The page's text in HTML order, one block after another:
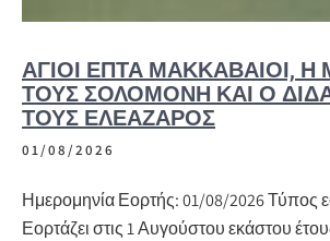
ΆΓΙΟΙ ΕΠΤΆ ΜΑΚΚΑΒΑΊΟΙ, Η
ΤΟΥΣ ΣΟΛΟΜΟΝΉ ΚΑΙ Ο
ΤΟΥΣ ΕΛΕΆΖΑΡΟΣ
01/08/2026
Ημερομηνία Εορτής: 01/08/2026 Τύπος
Εορτάζει στις 1 Αυγούστου εκάστου